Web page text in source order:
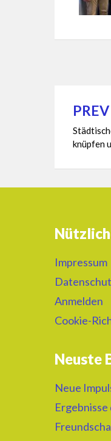
PREV
knüpfen
Impressum
Anmelden
Cookie-
Neuste
Neue